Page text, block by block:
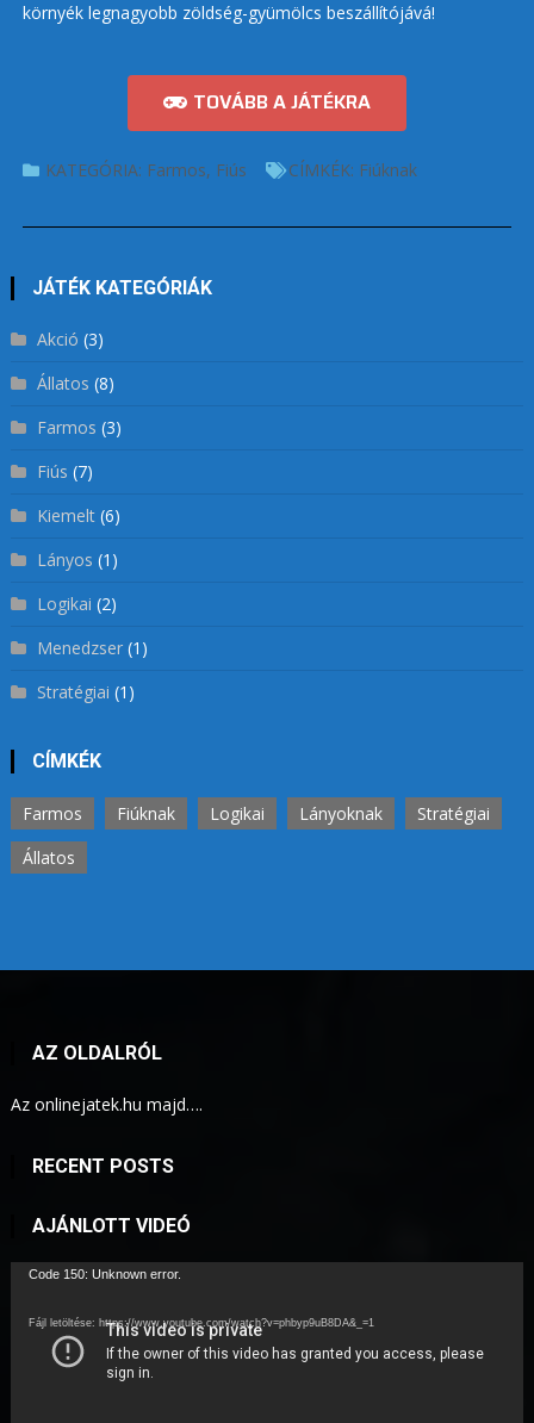
környék legnagyobb zöldség-gyümölcs beszállítójává!
TOVÁBB A JÁTÉKRA
KATEGÓRIA: Farmos, Fiús CÍMKÉK: Fiúknak
JÁTÉK KATEGÓRIÁK
Akció (3)
Állatos (8)
Farmos (3)
Fiús (7)
Kiemelt(6)
Lányos (1)
Logikai (2)
Menedzser(1)
Stratégiai (1)
CÍMKÉK
Farmos Fiúknak Logikai Lányoknak
Stratégiai
Állatos
AZ OLDALRÓL
Az onlinejatek.hu majd….
RECENT POSTS
AJÁNLOTT VIDEÓ
Videólejátszó
Code 150: Unknown error.
Fájl letöltése: https://www.youtube.com/watch?v=phbyp9uB8DA&_=1